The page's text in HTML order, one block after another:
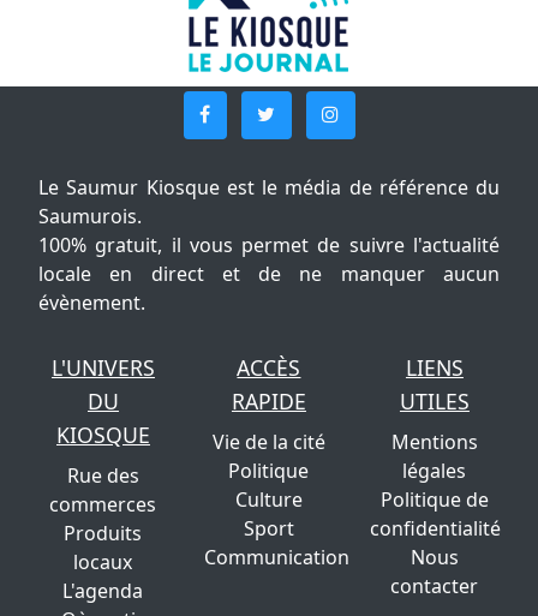
Le Saumur Kiosque est le média de référence du
Saumurois.
100% gratuit, il vous permet de suivre l'actualité
locale en direct et de ne manquer aucun
évènement.
L'UNIVERS
DU
KIOSQUE
Rue des
commerces
Produits
locaux
L'agenda
ACCÈS
RAPIDE
Vie de la cité
Politique
Culture
Sport
Communication
LIENS
UTILES
Mentions
légales
Politique de
confidentialité
Nous
contacter